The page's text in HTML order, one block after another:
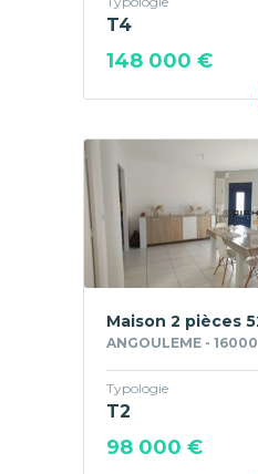
T4
148 000 €
Maison 2 pièces
ANGOULEME - 16000
Typologie
T2
98 000 €